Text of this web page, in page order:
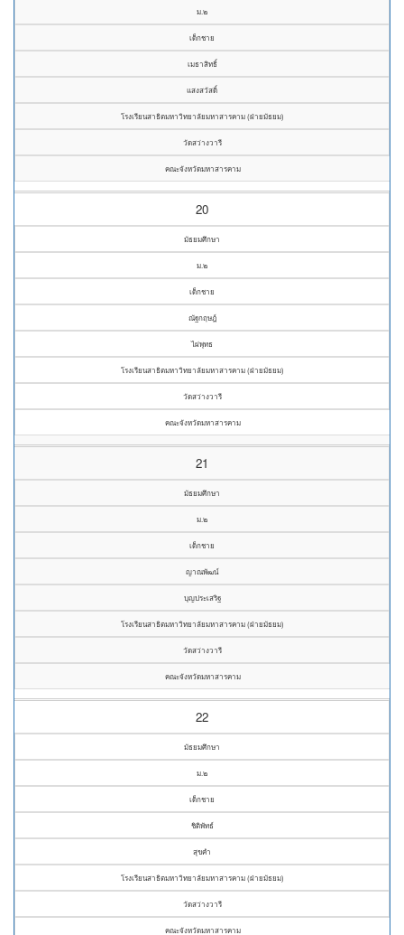
ม.๒
เด็กชาย
เมธาสิทธิ์
แสงสวัสดิ์
โรงเรียนสาธิตมหาวิทยาลัยมหาสารคาม (ฝ่ายมัธยม)
วัดสว่างวารี
คณะจังหวัดมหาสารคาม
20
มัธยมศึกษา
ม.๒
เด็กชาย
ณัฐกฤษฎ์
ไผ่พุทธ
โรงเรียนสาธิตมหาวิทยาลัยมหาสารคาม (ฝ่ายมัธยม)
วัดสว่างวารี
คณะจังหวัดมหาสารคาม
21
มัธยมศึกษา
ม.๒
เด็กชาย
ญาณพัฒน์
บุญประเสริฐ
โรงเรียนสาธิตมหาวิทยาลัยมหาสารคาม (ฝ่ายมัธยม)
วัดสว่างวารี
คณะจังหวัดมหาสารคาม
22
มัธยมศึกษา
ม.๒
เด็กชาย
ชิติพัทธ์
สุขคำ
โรงเรียนสาธิตมหาวิทยาลัยมหาสารคาม (ฝ่ายมัธยม)
วัดสว่างวารี
คณะจังหวัดมหาสารคาม